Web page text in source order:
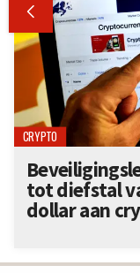

CRYPTO
tot diefstal
dollar aan